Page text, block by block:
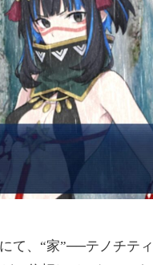
て、“家”──テノチテ